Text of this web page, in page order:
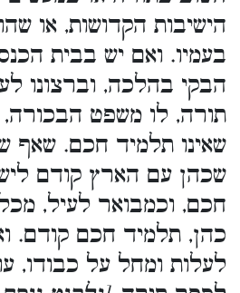
הישיבות הקדושות, או
בעמיו. ואם יש בבית
הבקי בהלכה, וברצונו
תורה, לו משפט הבכורה,
שאינו תלמיד חכם. שאף
שכהן עם הארץ קודם
חכם, וכמבואר לעיל,
כהן, תלמיד חכם קודם.
לעלות ומחל על כבודו,